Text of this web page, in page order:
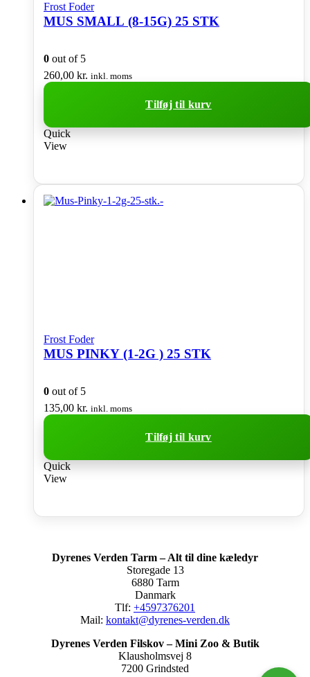
Frost Foder
MUS SMALL (8-15G) 25 STK
0 out of 5
260,00 kr. inkl. moms
Tilføj til kurv
Quick
View
Frost Foder
MUS PINKY (1-2G ) 25 STK
0 out of 5
135,00 kr. inkl. moms
Tilføj til kurv
Quick
View
Dyrenes Verden Tarm – Alt til dine kæledyr
Storegade 13
6880 Tarm
Danmark
Tlf: +4597376201
Mail: kontakt@dyrenes-verden.dk
Dyrenes Verden Filskov – Mini Zoo & Butik
Klausholmsvej 8
7200 Grindsted